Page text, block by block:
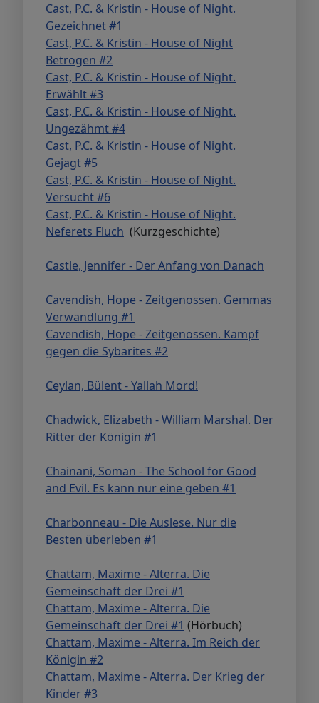
Cast, P.C. & Kristin - House of Night.
Gezeichnet #1
Cast, P.C. & Kristin - House of Night
Betrogen #2
Cast, P.C. & Kristin - House of Night.
Erwählt #3
Cast, P.C. & Kristin - House of Night.
Ungezähmt #4
Cast, P.C. & Kristin - House of Night.
Gejagt #5
Cast, P.C. & Kristin - House of Night.
Versucht #6
Cast, P.C. & Kristin - House of Night.
Neferets Fluch (Kurzgeschichte)
Castle, Jennifer - Der Anfang von Danach
Cavendish, Hope - Zeitgenossen. Gemmas
Verwandlung #1
Cavendish, Hope - Zeitgenossen. Kampf
gegen die Sybarites #2
Ceylan, Bülent - Yallah Mord!
Chadwick, Elizabeth - William Marshal. Der
Ritter der Königin #1
Chainani, Soman - The School for Good
and Evil. Es kann nur eine geben #1
Charbonneau - Die Auslese. Nur die
Besten überleben #1
Chattam, Maxime - Alterra. Die
Gemeinschaft der Drei #1
Chattam, Maxime - Alterra. Die
Gemeinschaft der Drei #1 (Hörbuch)
Chattam, Maxime - Alterra. Im Reich der
Königin #2
Chattam, Maxime - Alterra. Der Krieg der
Kinder #3